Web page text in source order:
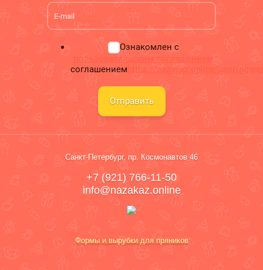
Ознакомлен с
пользовательским соглашением
соглашением https://nazakaz.online/user/
Отправить
Санкт-Петербург, пр. Космонавтов 46
+7 (921) 766-11-50
info@nazakaz.online
Формы и вырубки для пряников